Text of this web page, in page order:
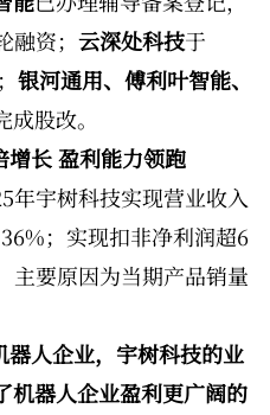
资； 云深处科技于
银河通用、傅利叶智能、
股改。
增长 盈利能力领跑
年宇树科技实现营业收入
；实现扣非净利润超6
主要原因为当期产品销量
人企业，宇树科技的业
机器人企业盈利更广阔的